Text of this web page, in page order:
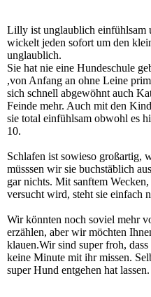
Lilly ist unglaublich einfühlsam
wickelt jeden sofort um den
unglaublich.
Sie hat nie eine Hundeschule
,von Anfang an ohne Leine
sich schnell abgewöhnt auch
Feinde mehr. Auch mit den
sie total einfühlsam obwohl es
10.
Schlafen ist sowieso großartig,
müsssen wir sie buchstäblich
gar nichts. Mit sanftem
versucht wird, steht sie einfach
Wir könnten noch soviel mehr
erzählen, aber wir möchten
klauen.Wir sind super froh,
keine Minute mit ihr missen.
super Hund entgehen hat lassen.